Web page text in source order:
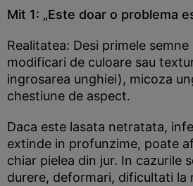
Mit 1: „Este doar o problema
Realitatea: Desi primele
modificari de culoare sau
ingrosarea unghiei), micoza
chestiune de aspect.
Daca este lasata netratata,
extinde in profunzime, poate
chiar pielea din jur. In cazurile
durere, deformari, dificultati la